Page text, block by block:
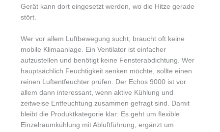
Gerät kann dort eingesetzt werden, wo die Hitze gerade
stört.
Wer vor allem Luftbewegung sucht, braucht oft keine
mobile Klimaanlage. Ein Ventilator ist einfacher
aufzustellen und benötigt keine Fensterabdichtung. Wer
hauptsächlich Feuchtigkeit senken möchte, sollte einen
reinen Luftentfeuchter prüfen. Der Echos 9000 ist vor
allem dann interessant, wenn aktive Kühlung und
zeitweise Entfeuchtung zusammen gefragt sind. Damit
bleibt die Produktkategorie klar: Es geht um flexible
Einzelraumkühlung mit Abluftführung, ergänzt um